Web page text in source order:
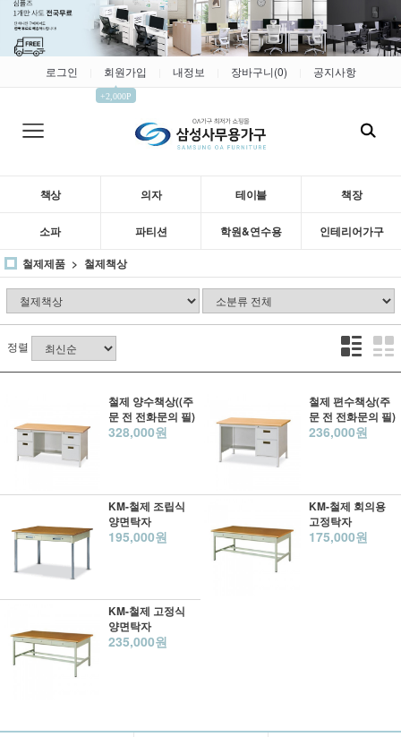
로그인 회원가입
▲
+2,000P
내정보 장바구니(0) 공지사항
책상 의자 테이블 책장
소파 파티션 학원&연수용
인테리어가구
철제제품
철제책상
정렬
철제 양수책상((주
문 전 전화문의 필)
328,000원
철제 편수책상(주
문 전 전화문의 필)
236,000원
KM-철제 조립식
양면탁자
195,000원
KM-철제 회의용
고정탁자
175,000원
KM-철제 고정식
양면탁자
235,000원